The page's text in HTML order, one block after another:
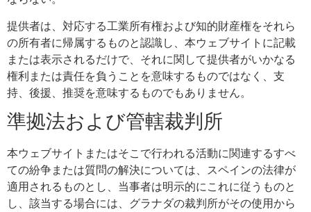
提供者は、対応する工業所有権および知的財産権をそれら
の所有者に帰属するものと認識し、本ウェブサイトに記載
または表示されるだけで、それに関して提供者がいかなる
権利または責任を負うことを意味するものではなく、支
持、後援、推奨を意味するものでもありません。
準拠法および管轄裁判所
本ウェブサイトまたはそこで行われる活動に関連するすべ
ての紛争または質問の解決については、スペインの法律が
適用されるものとし、当事者は明示的にこれに従うものと
し、該当する場合には、グラナダの裁判所がその使用から